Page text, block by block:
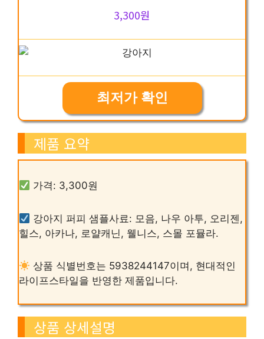
3,300원
최저가 확인
제품 요약
가격: 3,300원
강아지 퍼피 샘플사료: 모음, 나우 아투, 오리젠,
힐스, 아카나, 로얄캐닌, 웰니스, 스몰 포뮬라.
상품 식별번호는 5938244147이며, 현대적인
라이프스타일을 반영한 제품입니다.
상품 상세설명